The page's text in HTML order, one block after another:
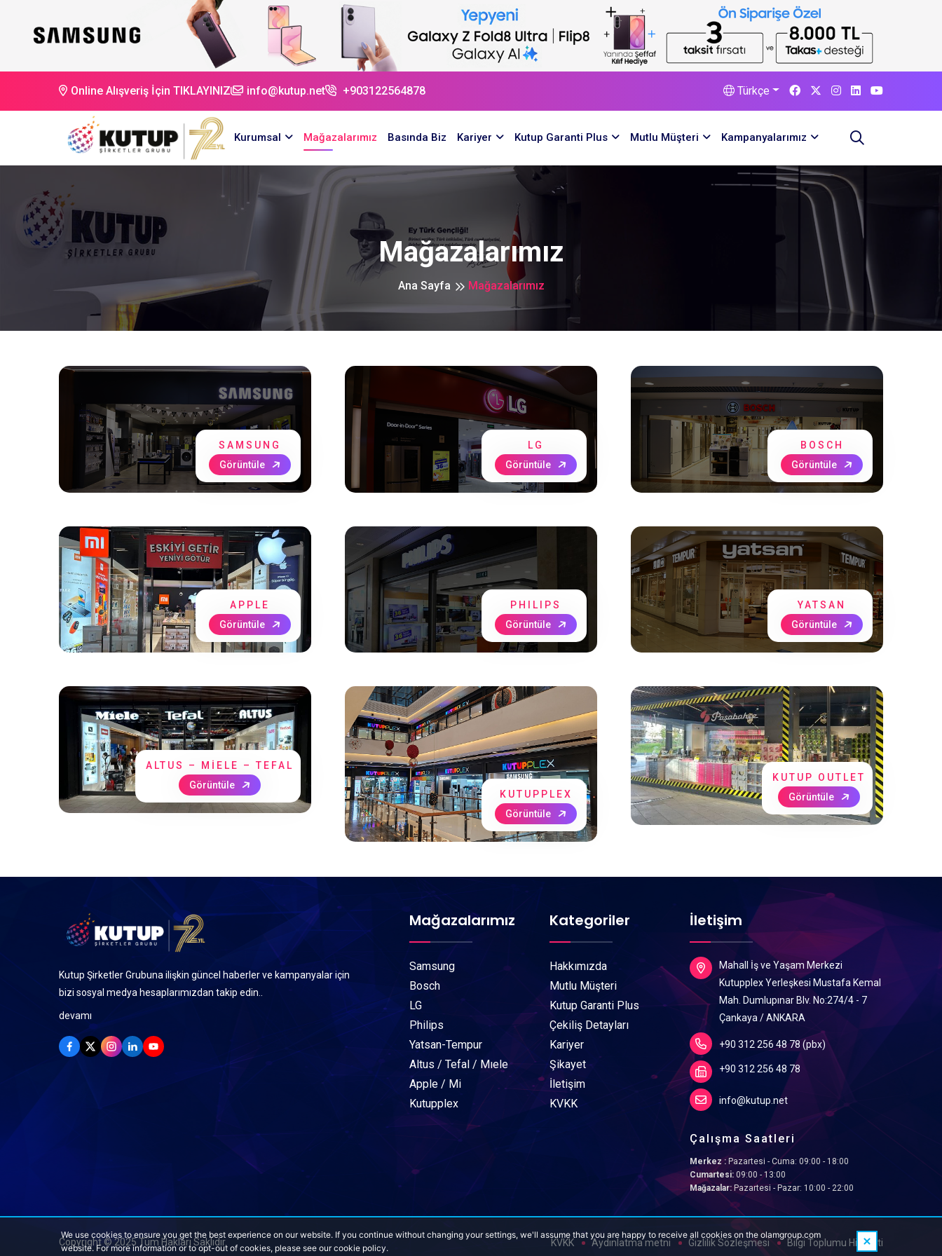
Online Alışveriş İçin TIKLAYINIZ info@kutup.net +903122564878 Türkçe
Kurumsal Mağazalarımız Basında Biz Kariyer Kutup Garanti Plus Mutlu Müşteri Kampanyalarımız
Mağazalarımız
Ana Sayfa Mağazalarımız
SAMSUNG
Görüntüle
LG
Görüntüle
BOSCH
Görüntüle
APPLE
Görüntüle
PHILIPS
Görüntüle
YATSAN
Görüntüle
ALTUS – MIELE – TEFAL
Görüntüle
KUTUPPLEX
Görüntüle
KUTUP OUTLET
Görüntüle
Kutup Şirketler Grubuna ilişkin güncel haberler ve kampanyalar için
bizi sosyal medya hesaplarımızdan takip edin..
devamı
Mağazalarımız
Samsung
Bosch
LG
Philips
Yatsan-Tempur
Altus / Tefal / Mıele
Apple / Mi
Kutupplex
Kategoriler
Hakkımızda
Mutlu Müşteri
Kutup Garanti Plus
Çekiliş Detayları
Kariyer
Şikayet
İletişim
KVKK
İletişim
Mahall İş ve Yaşam Merkezi
Kutupplex Yerleşkesi Mustafa Kemal
Mah. Dumlupınar Blv. No:274/4 - 7
Çankaya / ANKARA
+90 312 256 48 78 (pbx)
+90 312 256 48 78
info@kutup.net
Çalışma Saatleri
Merkez : Pazartesi - Cuma: 09:00 - 18:00
Cumartesi: 09:00 - 13:00
Mağazalar: Pazartesi - Pazar: 10:00 - 22:00
Copyright © 2025 Tüm Hakları Saklıdır. KVKK Aydınlatma metni Gizlilik Sözleşmesi Bilgi Toplumu Hizmeti
We use cookies to ensure you get the best experience on our website. If you continue without changing your settings, we'll assume that you are happy to receive all cookies on the olamgroup.com
website. For more information or to opt-out of cookies, please see our cookie policy.